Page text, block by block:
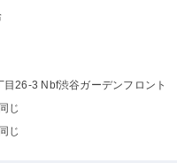
26-3 Nbf渋谷ガーデンフロント
じ
じ